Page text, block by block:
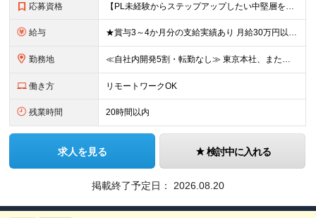
応募資格 【PL未経験からステップアップしたい中堅層を歓迎！】 ■システムエンジニア、またはプログラマーとしての実務経験（5年以上） ■開発言語（Java、PHP、C#、C、C++等）は一切不問 ■学歴不問
給与 ★賞与3～4か月分の支給実績あり 月給30万円以上＋賞与年2回＋各種手当 ※経験・スキルを考慮して決定いたします ※上記には固定残業代（20時間分・3万5000円～）を含み、超過分は別途支給 ※試
勤務地 ≪自社内開発5割・転勤なし≫ 東京本社、または東京都23区内、 神奈川県のクライアント先での勤務となります。 ┃東京本社：東京都中央区日本橋茅場町1-3-9 茅場町MYビル6階 (変更の範囲)上記
働き方 リモートワークOK
残業時間 20時間以内
求人を見る 検討中に入れる
掲載終了予定日： 2026.08.20